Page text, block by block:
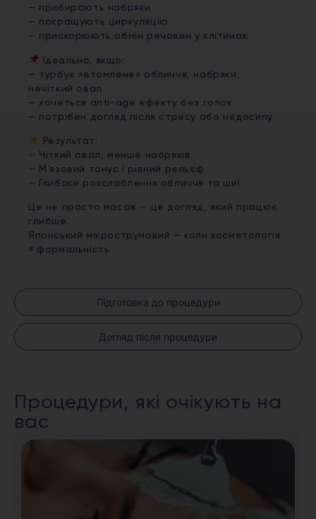
Підготовка до процедури
Догляд після процедури
— прибирають набряки
— покращують циркуляцію
— прискорюють обмін речовин у клітинах
Ідеально, якщо:
— турбує «втомлене» обличчя, набряки,
нечіткий овал
— хочеться anti-age ефекту без голок
— потрібен догляд після стресу або недосипу
Результат:
— Чіткий овал, менше набряків
— Мʼязовий тонус і рівний рельєф
— Глибоке розслаблення обличчя та шиї
Це не просто масаж — це догляд, який працює
глибше.
Японський мікрострумовий — коли косметологія
≠ формальність.
Процедури, які очікують на
вас